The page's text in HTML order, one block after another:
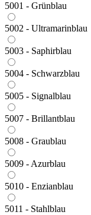
5001 - Grünblau
5002 - Ultramarinblau
5003 - Saphirblau
5004 - Schwarzblau
5005 - Signalblau
5007 - Brillantblau
5008 - Graublau
5009 - Azurblau
5010 - Enzianblau
5011 - Stahlblau